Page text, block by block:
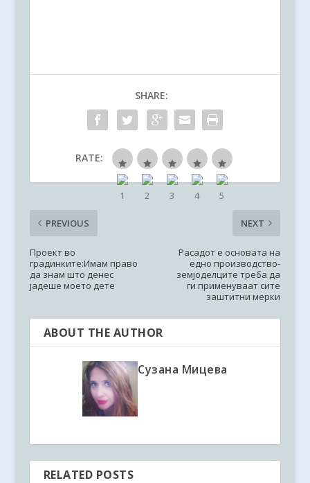
SHARE:
RATE:
PREVIOUS
Проект во
градинките:Имам право
да знам што денес
јадеше моето дете
NEXT
Расадот е основата на
едно производство-
земјоделците треба да
ги применуваат сите
заштитни мерки
ABOUT THE AUTHOR
Сузана Мицева
RELATED POSTS